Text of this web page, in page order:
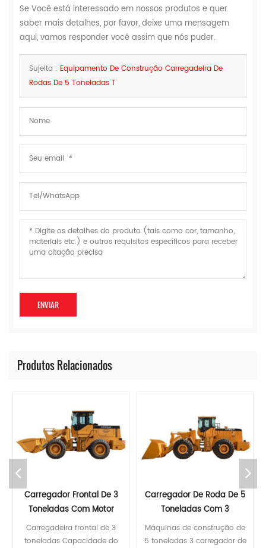
Se Você está interessado em nossos produtos e quer
saber mais detalhes, por favor, deixe uma mensagem
aqui, vamos responder você assim que nós puder.
Sujeita : Equipamento De Construção Carregadeira De
Rodas De 5 Toneladas T
Produtos Relacionados
Carregador De Roda De 5
Toneladas Com 3
Capacidade De Balde
Cúbica
Máquinas de construção de
5 toneladas 3 carregador de
Novo Carregador De
Rodas Forte (ITQ968) Com
Certificado CE
Carregador de roda de 6
toneladas de nova geraç、o